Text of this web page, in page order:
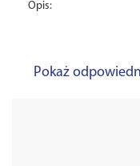
Opis:
Pokaż